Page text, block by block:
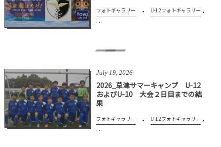
フォトギャラリー U-12フォトギャラリー ,
…
July 19,2026
2026_草津サマーキャンプ U-12
およびU-10 大会２日目までの結
果
フォトギャラリー U-12フォトギャラリー ,
…